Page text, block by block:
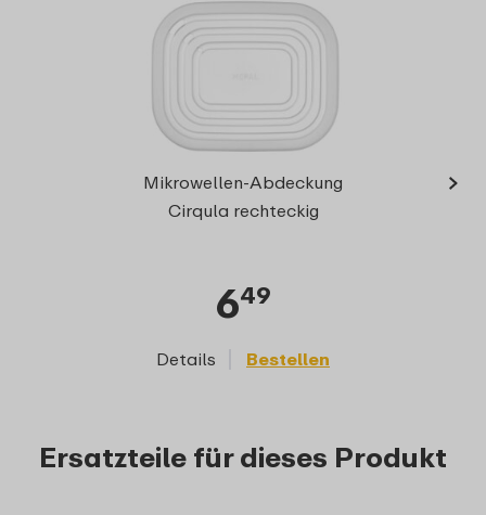
Mikrowellen-Abdeckung
Cirqula rechteckig
649
Details Bestellen
›
Ersatzteile für dieses Produkt